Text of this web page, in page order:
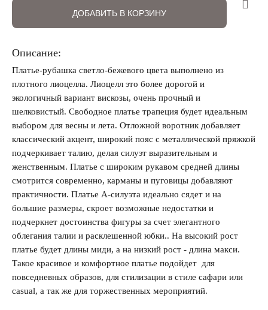
Запомнить меня на этом компьютере
Забыли свой пароль?
ДОБАВИТЬ В КОРЗИНУ
Описание:
Платье-рубашка светло-бежевого цвета выполнено из
плотного лиоцелла. Лиоцелл это более дорогой и
экологичный вариант вискозы, очень прочный и
шелковистый. Свободное платье трапеция будет идеальным
выбором для весны и лета. Отложной воротник добавляет
классический акцент, широкий пояс с металлической пряжкой
подчеркивает талию, делая силуэт выразительным и
женственным. Платье с широким рукавом средней длины
смотрится современно, карманы и пуговицы добавляют
практичности. Платье А-силуэта идеально сядет и на
большие размеры, скроет возможные недостатки и
подчеркнет достоинства фигуры за счет элегантного
облегания талии и расклешенной юбки.. На высокий рост
платье будет длины миди, а на низкий рост - длина макси.
Такое красивое и комфортное платье подойдет для
повседневных образов, для стилизации в стиле сафари или
casual, а так же для торжественных мероприятий.